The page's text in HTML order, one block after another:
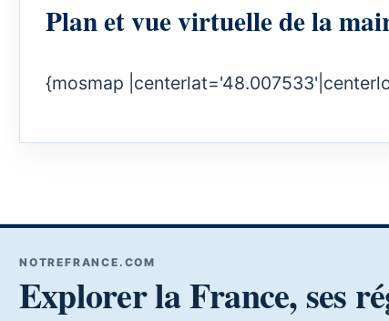
Plan et vue virtuelle de la
{mosmap
NOTREFRANCE.COM
Explorer la France, ses